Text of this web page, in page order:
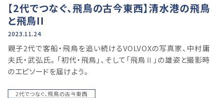
【2代でつなぐ、飛鳥の古今東西】清水港の飛鳥
と飛鳥II
2023.11.24
親⼦2代で客船・飛鳥を追い続けるVOLVOXの写真家、中村庸
夫⽒・武弘⽒。 「初代・⾶⿃」、そして「⾶⿃Ⅱ」の雄姿と撮影時
のエピソードを届けよう。
2代でつなぐ、飛鳥の古今東西